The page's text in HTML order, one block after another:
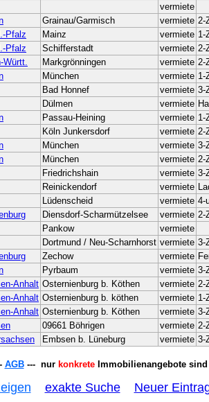
vermiete
Grainau/Garmisch vermiete 2-
Pfalz Mainz vermiete 1-
Pfalz Schifferstadt vermiete 2-
Württ. Markgrönningen vermiete 2-
München vermiete 1-
Bad Honnef vermiete 3-
Dülmen vermiete
Passau-Heining vermiete 1-
Köln Junkersdorf vermiete 2-
München vermiete 3-
München vermiete 2-
Friedrichshain vermiete 3-
Reinickendorf vermiete
Lüdenscheid vermiete 4-
Diensdorf-Scharmützelsee vermiete 2-
Pankow vermiete
Dortmund / Neu-Scharnhorst vermiete 3-
Zechow vermiete
Pyrbaum vermiete 3-
Anhalt Osternienburg b. Köthen vermiete 2-
Anhalt Osternienburg b. köthen vermiete 1-
Anhalt Osternienburg b. Köthen vermiete 3-
09661 Böhrigen vermiete 2-
Embsen b. Lüneburg vermiete 3-
AGB--- nur konkreteImmobilienangebote
exakte Suche Neuer